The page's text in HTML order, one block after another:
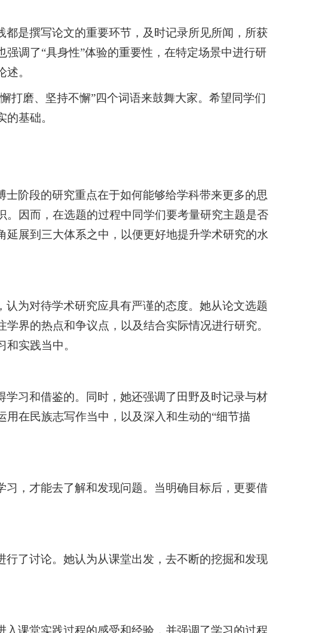
是撰写论文的重要环节，及时记录所见所闻，所获
调了“具身性”体验的重要性，在特定场景中进行研
。
打磨、坚持不懈”四个词语来鼓舞大家。希望同学们
基础。
阶段的研究重点在于如何能够给学科带来更多的思
因而，在选题的过程中同学们要考量研究主题是否
展到三大体系之中，以便更好地提升学术研究的水
为对待学术研究应具有严谨的态度。她从论文选题
界的热点和争议点，以及结合实际情况进行研究。
实践当中。
习和借鉴的。同时，她还强调了田野及时记录与材
在民族志写作当中，以及深入和生动的“细节描
，才能去了解和发现问题。当明确目标后，更要借
了讨论。她认为从课堂出发，去不断的挖掘和发现
课堂实践过程的感受和经验，并强调了学习的过程